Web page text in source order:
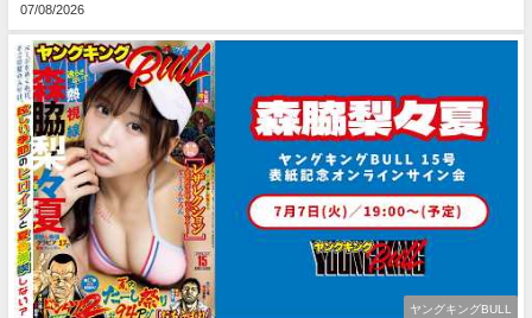
07/08/2026
ヤングキングBULL